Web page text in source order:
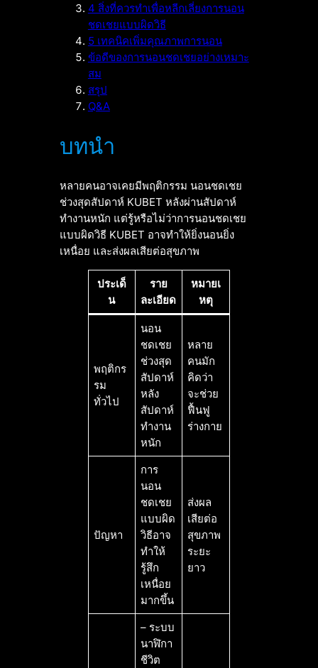
4 สิ่งที่ควรทำเพื่อหลีกเลี่ยงการนอน
ชดเชยแบบผิดวิธี
5 เทคนิคเพิ่มคุณภาพการนอน
ข้อดีของการนอนชดเชยอย่างเหมาะ
สม
สรุป
Q&A
บทนำ
หลายคนอาจเคยมีพฤติกรรม นอนชดเชย
ช่วงสุดสัปดาห์ KUBET หลังผ่านสัปดาห์
ทำงานหนัก แต่รู้หรือไม่ว่าการนอนชดเชย
แบบผิดวิธี KUBET อาจทำให้ยิ่งนอนยิ่ง
เหนื่อย และส่งผลเสียต่อสุขภาพ
ประเด็
น
ราย
ละเอียด
หมายเ
หตุ
พฤติกร
รม
ทั่วไป
นอน
ชดเชย
ช่วงสุด
สัปดาห์
หลัง
สัปดาห์
ทำงาน
หนัก
หลาย
คนมัก
คิดว่า
จะช่วย
ฟื้นฟู
ร่างกาย
ปัญหา
การ
นอน
ชดเชย
แบบผิด
วิธีอาจ
ทำให้
รู้สึก
เหนื่อย
มากขึ้น
ส่งผล
เสียต่อ
สุขภาพ
ระยะ
ยาว
– ระบบ
นาฬิกา
ชีวิต